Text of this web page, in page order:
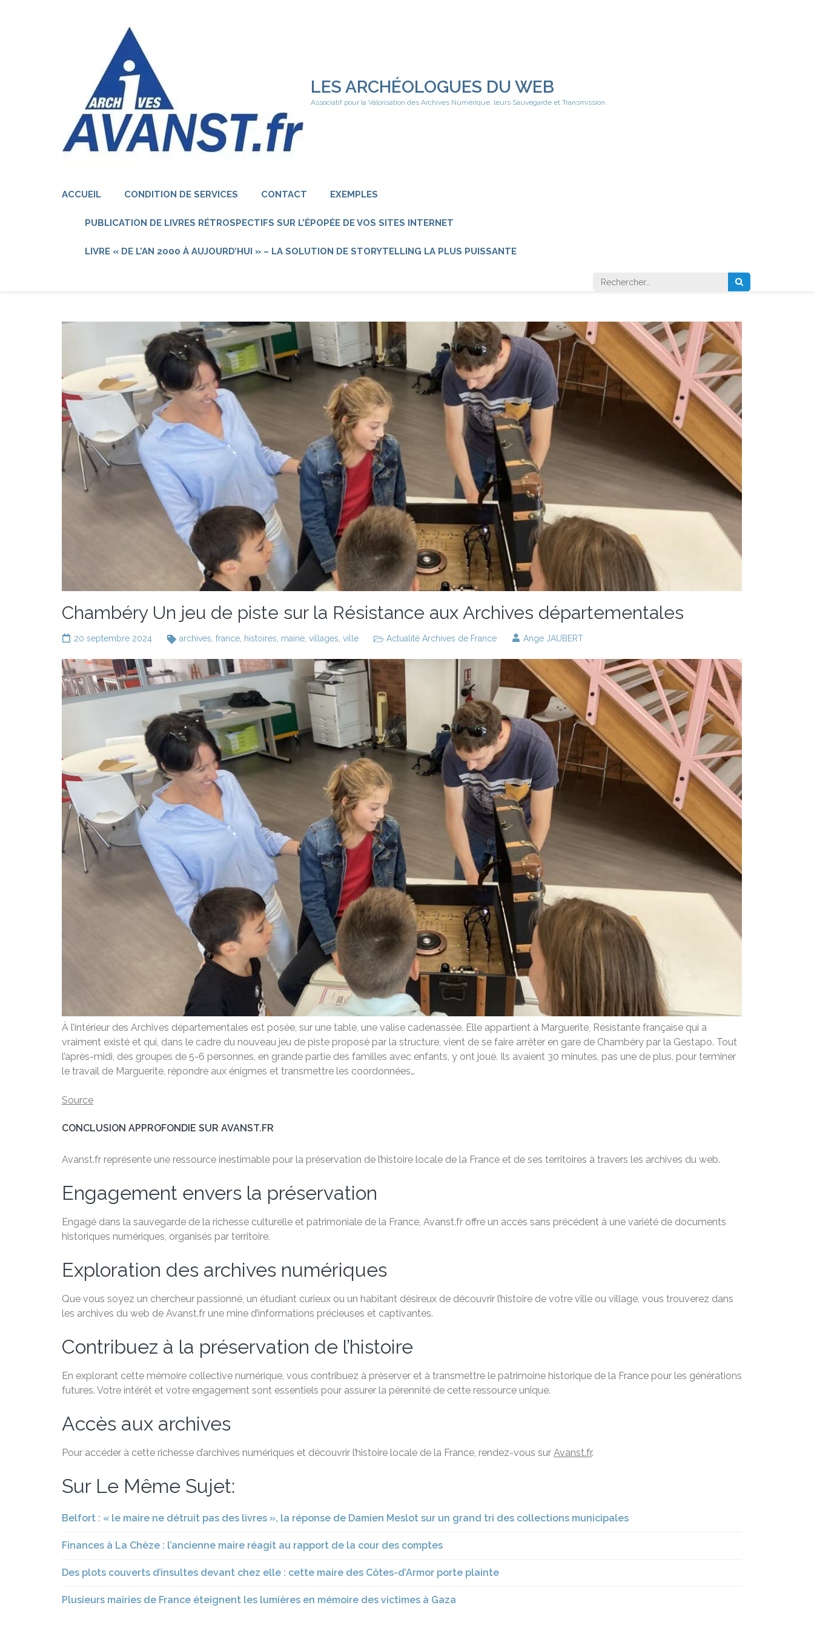
LES ARCHÉOLOGUES DU WEB
Associatif pour la Valorisation des Archives Numérique, leurs Sauvegarde et Transmission.
ACCUEIL CONDITION DE SERVICES CONTACT EXEMPLES
PUBLICATION DE LIVRES RÉTROSPECTIFS SUR L’ÉPOPÉE DE VOS SITES INTERNET
LIVRE « DE L’AN 2000 À AUJOURD’HUI » – LA SOLUTION DE STORYTELLING LA PLUS PUISSANTE
Rechercher :
Chambéry Un jeu de piste sur la Résistance aux Archives départementales
20 septembre 2024 archives, france, histoires, mairie, villages, ville Actualité Archives de France Ange JAUBERT
À l’intérieur des Archives départementales est posée, sur une table, une valise cadenassée. Elle appartient à Marguerite, Résistante française qui a
vraiment existé et qui, dans le cadre du nouveau jeu de piste proposé par la structure, vient de se faire arrêter en gare de Chambéry par la Gestapo. Tout
l’après-midi, des groupes de 5-6 personnes, en grande partie des familles avec enfants, y ont joué. Ils avaient 30 minutes, pas une de plus, pour terminer
le travail de Marguerite, répondre aux énigmes et transmettre les coordonnées…
Source
CONCLUSION APPROFONDIE SUR AVANST.FR
Avanst.fr représente une ressource inestimable pour la préservation de l’histoire locale de la France et de ses territoires à travers les archives du web.
Engagement envers la préservation
Engagé dans la sauvegarde de la richesse culturelle et patrimoniale de la France, Avanst.fr offre un accès sans précédent à une variété de documents
historiques numériques, organisés par territoire.
Exploration des archives numériques
Que vous soyez un chercheur passionné, un étudiant curieux ou un habitant désireux de découvrir l’histoire de votre ville ou village, vous trouverez dans
les archives du web de Avanst.fr une mine d’informations précieuses et captivantes.
Contribuez à la préservation de l’histoire
En explorant cette mémoire collective numérique, vous contribuez à préserver et à transmettre le patrimoine historique de la France pour les générations
futures. Votre intérêt et votre engagement sont essentiels pour assurer la pérennité de cette ressource unique.
Accès aux archives
Pour accéder à cette richesse d’archives numériques et découvrir l’histoire locale de la France, rendez-vous sur Avanst.fr.
Sur Le Même Sujet:
Belfort : « le maire ne détruit pas des livres », la réponse de Damien Meslot sur un grand tri des collections municipales
Finances à La Chèze : l’ancienne maire réagit au rapport de la cour des comptes
Des plots couverts d’insultes devant chez elle : cette maire des Côtes-d’Armor porte plainte
Plusieurs mairies de France éteignent les lumières en mémoire des victimes à Gaza